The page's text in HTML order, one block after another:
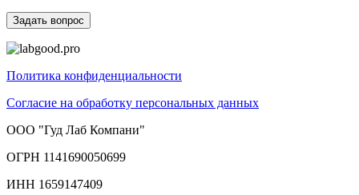
Политика конфиденциальности
Согласие на обработку персональных данных
ООО "Гуд Лаб Компани"
ОГРН 1141690050699
ИНН 1659147409